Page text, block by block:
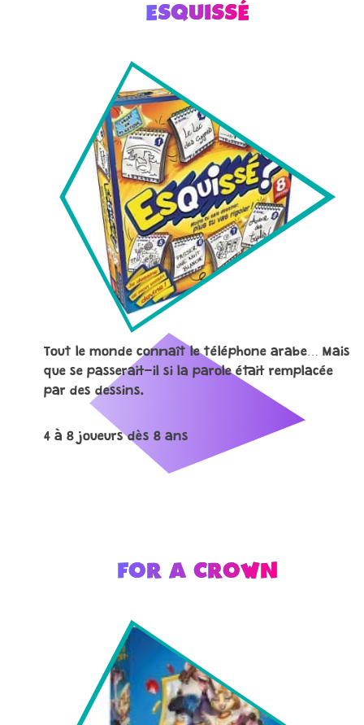
ESQUISSÉ
Tout le monde connaît le téléphone arabe… Mais
que se passerait-il si la parole était remplacée
par des dessins.
4 à 8 joueurs dès 8 ans
FOR A CROWN